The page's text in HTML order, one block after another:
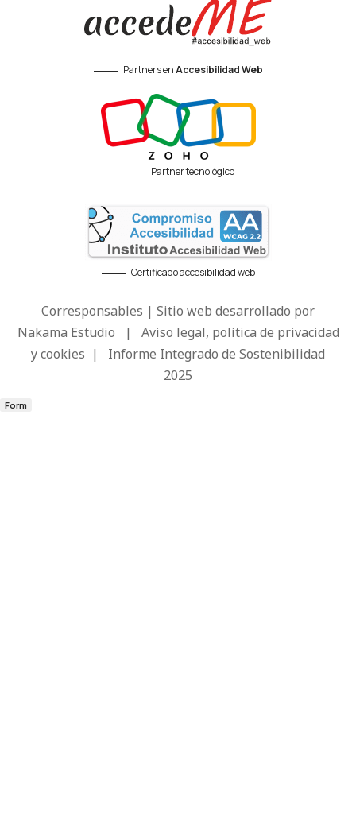
Partners enAccesibilidad Web
Partner tecnológico
Certificado accesibilidad web
Corresponsables | Sitio web desarrollado por
Nakama Estudio | Aviso legal, política de privacidad
y cookies | Informe Integrado de Sostenibilidad
2025
Form